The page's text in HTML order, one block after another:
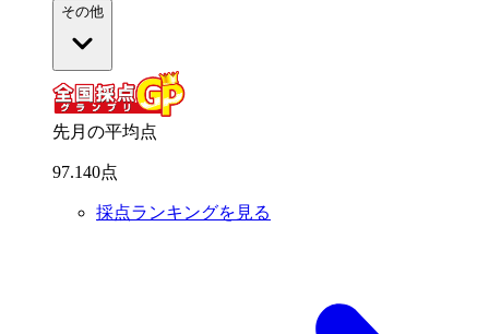
その他
先月の平均点
97.140点
採点ランキングを見る